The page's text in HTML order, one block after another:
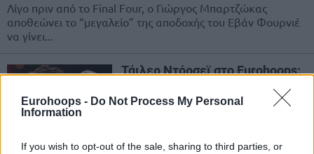
Eurohoops - Do Not Process My Personal
Information
If you wish to opt-out of the sale, sharing to third parties, or
Λίγο πριν από το Final Four, ο Γιώργος Μπαρτζώκας
αποθεώνει το “μεγαλείο” της αποδοχής του Εβάν Φουρνιέ
να γίνει...
Τάιλερ Ντόρσεϊ στο Eurohoops:
που μου έλεγε ‘συνέχισε να
σουτάρεις’!”